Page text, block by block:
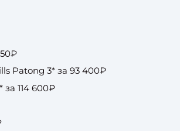
Patong 3* за 93 400₽
114 600₽